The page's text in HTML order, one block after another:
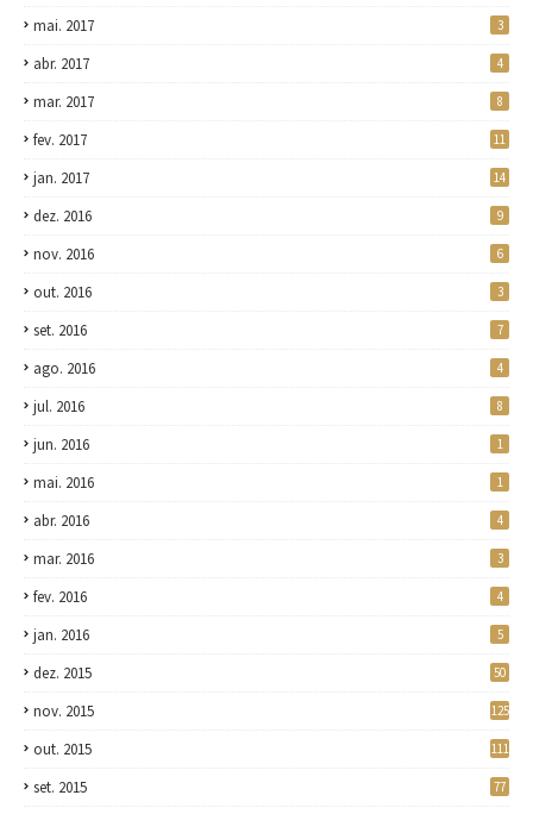
mai. 2017 3
abr. 2017 4
mar. 2017 8
fev. 2017 11
jan. 2017 14
dez. 2016 9
nov. 2016 6
out. 2016 3
set. 2016 7
ago. 2016 4
jul. 2016 8
jun. 2016 1
mai. 2016 1
abr. 2016 4
mar. 2016 3
fev. 2016 4
jan. 2016 5
dez. 2015 50
nov. 2015 125
out. 2015 111
set. 2015 77